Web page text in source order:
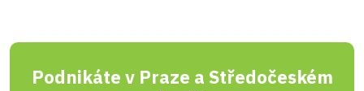
Podnikáte v Praze a Středočeském